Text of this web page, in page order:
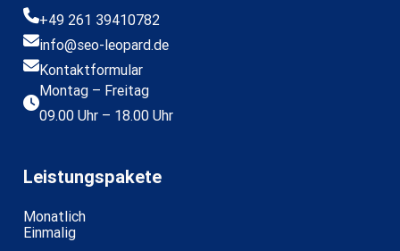
+49 261 39410782
info@seo-leopard.de
Kontaktformular

Montag – Freitag
09.00 Uhr – 18.00 Uhr
Leistungspakete
Monatlich
Einmalig